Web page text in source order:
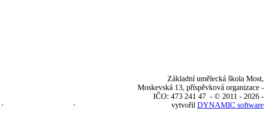
Základní umělecká škola Most,
Moskevská 13, příspěvková organizace -
IČO: 473 241 47 - © 2011 - 2026 -
vytvořil DYNAMIC software